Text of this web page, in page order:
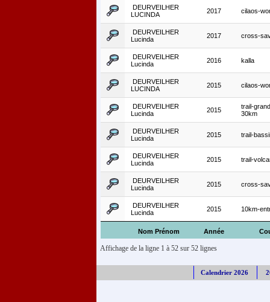
Nom Prénom Année
DEURVEILHER
LUCINDA
2017 cilaos-
DEURVEILHER
Lucinda
2017 cross-
DEURVEILHER
Lucinda
2016 kalla
DEURVEILHER
LUCINDA
2015 cilaos-
DEURVEILHER
Lucinda
2015
trail-
30km
DEURVEILHER
Lucinda
2015 trail-
DEURVEILHER
Lucinda
2015 trail-
DEURVEILHER
Lucinda
2015 cross-
DEURVEILHER
Lucinda
2015 10km-
Affichage de la ligne 1 à 52 sur 52 lignes
Calendrier 2026